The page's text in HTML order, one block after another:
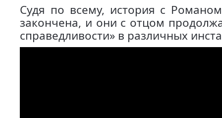
Судя по всему, история с
закончена, и они с отцом
справедливости» в различных